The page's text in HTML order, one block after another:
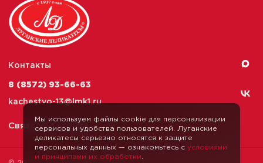
Мы используем файлы cookie для персонализации
сервисов и удобства пользователей. Луганские
деликатесы серьезно относятся к защите
персональных данных — ознакомьтесь с условиями
и принципами их обработки
Контакты
8 (8572) 93-66-63
kachestvo-13@lmk1.ru
Связаться с нами